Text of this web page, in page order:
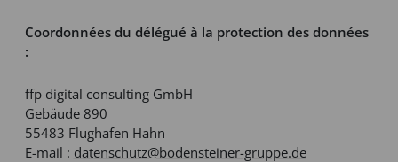
Coordonnées du délégué à la protection des données
:
ffp digital consulting GmbH
Gebäude 890
55483 Flughafen Hahn
E-mail : datenschutz@bodensteiner-gruppe.de